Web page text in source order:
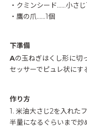
・クミンシード……小さ
・鷹の爪……1個
下準備
Aの玉ねぎはくし形に切
セッサーでピュレ状にす
作り方
1. 米油大さじ2を入れた
半量になるぐらいまで炒